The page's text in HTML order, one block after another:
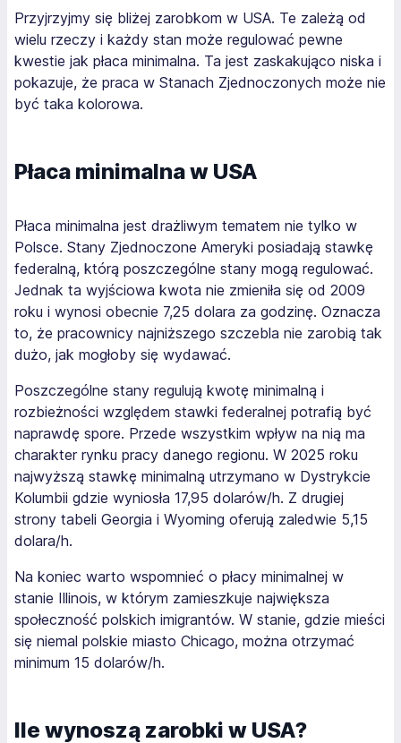
Przyjrzyjmy się bliżej zarobkom w USA. Te zależą od
wielu rzeczy i każdy stan może regulować pewne
kwestie jak płaca minimalna. Ta jest zaskakująco niska i
pokazuje, że praca w Stanach Zjednoczonych może nie
być taka kolorowa.
Płaca minimalna w USA
Płaca minimalna jest drażliwym tematem nie tylko w
Polsce. Stany Zjednoczone Ameryki posiadają stawkę
federalną, którą poszczególne stany mogą regulować.
Jednak ta wyjściowa kwota nie zmieniła się od 2009
roku i wynosi obecnie 7,25 dolara za godzinę. Oznacza
to, że pracownicy najniższego szczebla nie zarobią tak
dużo, jak mogłoby się wydawać.
Poszczególne stany regulują kwotę minimalną i
rozbieżności względem stawki federalnej potrafią być
naprawdę spore. Przede wszystkim wpływ na nią ma
charakter rynku pracy danego regionu. W 2025 roku
najwyższą stawkę minimalną utrzymano w Dystrykcie
Kolumbii gdzie wyniosła 17,95 dolarów/h. Z drugiej
strony tabeli Georgia i Wyoming oferują zaledwie 5,15
dolara/h.
Na koniec warto wspomnieć o płacy minimalnej w
stanie Illinois, w którym zamieszkuje największa
społeczność polskich imigrantów. W stanie, gdzie mieści
się niemal polskie miasto Chicago, można otrzymać
minimum 15 dolarów/h.
Ile wynoszą zarobki w USA?